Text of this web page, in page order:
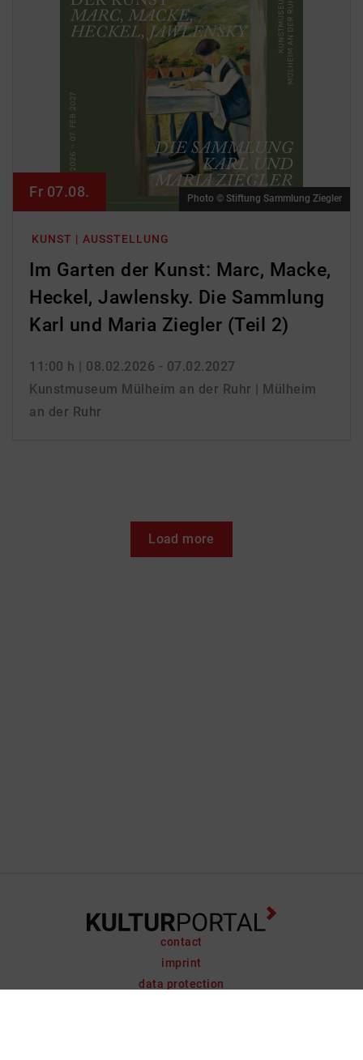
KUNST | AUSSTELLUNG
Im Garten der Kunst: Marc, Macke,
Heckel, Jawlensky. Die Sammlung
Karl und Maria Ziegler (Teil 2)
11:00 h | 08.02.2026 - 07.02.2027
Kunstmuseum Mülheim an der Ruhr | Mülheim
an der Ruhr
Fr 07.08. Photo © Stiftung Sammlung Ziegler
Load more
contact
imprint
data protection